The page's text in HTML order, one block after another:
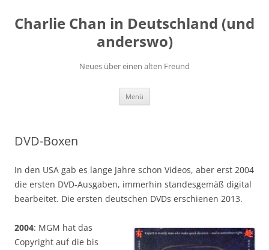
springen
Charlie Chan in Deutschland (und
anderswo)
Neues über einen alten Freund
Menü
DVD-Boxen
In den USA gab es lange Jahre schon Videos, aber erst 2004
die ersten DVD-Ausgaben, immerhin standesgemäß digital
bearbeitet. Die ersten deutschen DVDs erschienen 2013.
2004: MGM hat das
Copyright auf die bis